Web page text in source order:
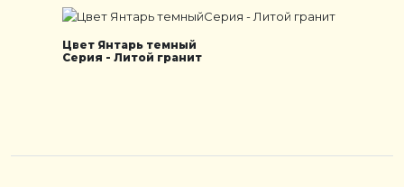
Цвет Янтарь темный
Серия - Литой гранит